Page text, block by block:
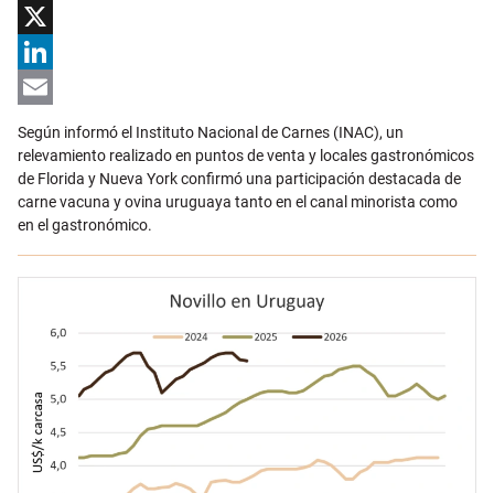
Facebook
X
LinkedIn
Email
Según informó el Instituto Nacional de Carnes (INAC), un
relevamiento realizado en puntos de venta y locales gastronómicos
de Florida y Nueva York confirmó una participación destacada de
carne vacuna y ovina uruguaya tanto en el canal minorista como
en el gastronómico.